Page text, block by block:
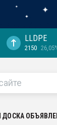
LLDPE
2150
ДОСКА